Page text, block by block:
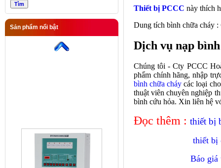
Sản phẩm nổi bật
Trung tâm báo cháy 10 kênh
Yunyang (mã hàng YF-1G-
10L) ABS
Thiết bị PCCC này thích
Dung tích bình chữa cháy
Dịch vụ nạp
Chúng tôi - Cty PCCC
phẩm chính hãng, nhập
bình chữa cháy các loại
thuật viên chuyên nghiệp
bình cứu hỏa. Xin liên hệ
Đọc thêm : thiết bị
thiết bị
Báo giá